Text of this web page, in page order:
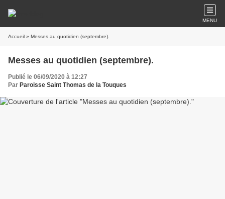
MENU
Accueil » Messes au quotidien (septembre).
Messes au quotidien (septembre).
Publié le 06/09/2020 à 12:27
Par Paroisse Saint Thomas de la Touques